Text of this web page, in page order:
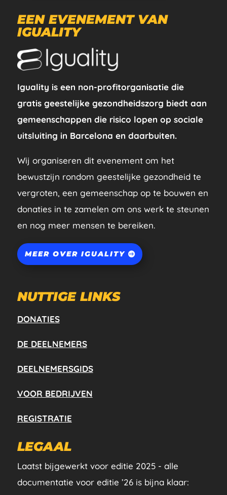
EEN EVENEMENT VAN
IGUALITY
Iguality is een non-profitorganisatie die
gratis geestelijke gezondheidszorg biedt aan
gemeenschappen die risico lopen op sociale
uitsluiting in Barcelona en daarbuiten.
Wij organiseren dit evenement om het
bewustzijn rondom geestelijke gezondheid te
vergroten, een gemeenschap op te bouwen en
donaties in te zamelen om ons werk te steunen
en nog meer mensen te bereiken.
MEER OVER IGUALITY
NUTTIGE LINKS
DONATIES
DE DEELNEMERS
DEELNEMERSGIDS
VOOR BEDRIJVEN
REGISTRATIE
LEGAAL
Laatst bijgewerkt voor editie 2025 - alle
documentatie voor editie ’26 is bijna klaar: